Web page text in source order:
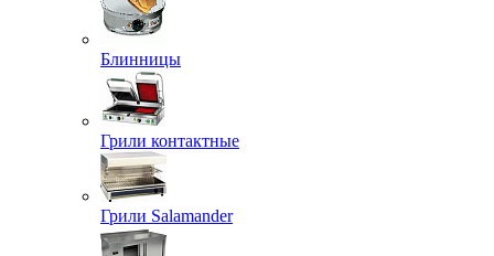
Блинницы
Грили контактные
Грили Salamander